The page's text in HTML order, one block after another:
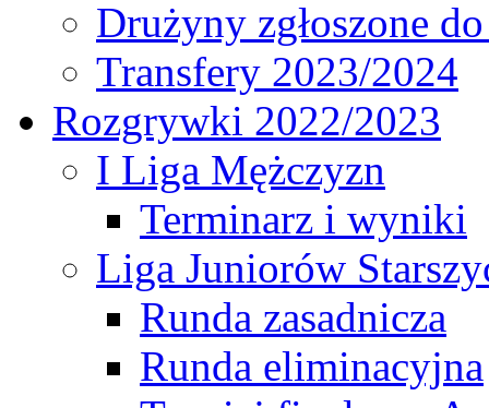
Drużyny zgłoszone
Transfery 2023/2024
Rozgrywki 2022/2023
I Liga Mężczyzn
Terminarz i wyniki
Liga Juniorów
Runda zasadnicza
Runda eliminacyjna